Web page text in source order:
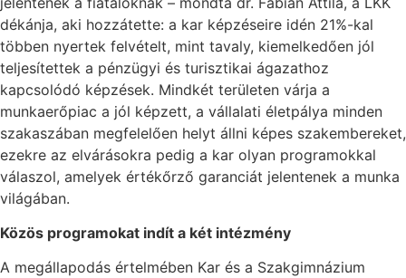
dékánja, aki hozzátette: a kar képzéseire idén 21%-kal
többen nyertek felvételt, mint tavaly, kiemelkedően jól
teljesítettek a pénzügyi és turisztikai ágazathoz
kapcsolódó képzések. Mindkét területen várja a
munkaerőpiac a jól képzett, a vállalati életpálya minden
szakaszában megfelelően helyt állni képes szakembereket,
ezekre az elvárásokra pedig a kar olyan programokkal
válaszol, amelyek értékőrző garanciát jelentenek a munka
világában.
Közös programokat indít a két intézmény
A megállapodás értelmében Kar és a Szakgimnázium